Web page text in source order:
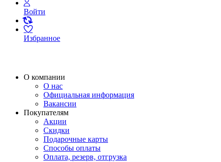
Войти
Избранное
О компании
О нас
Официальная информация
Вакансии
Покупателям
Акции
Скидки
Подарочные карты
Способы оплаты
Оплата, резерв, отгрузка